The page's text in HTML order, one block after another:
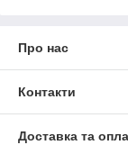
Про нас
Контакти
Доставка та